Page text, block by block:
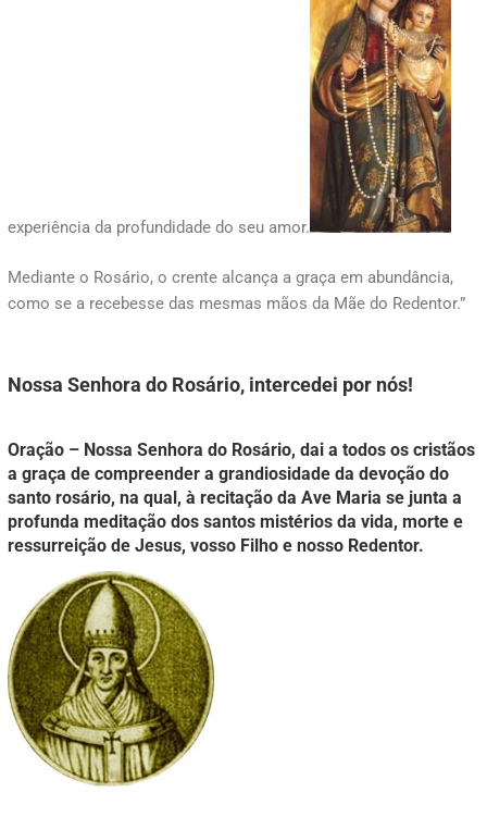
experiência da profundidade do seu amor.
Mediante o Rosário, o crente alcança a graça em abundância,
como se a recebesse das mesmas mãos da Mãe do Redentor.”
Nossa Senhora do Rosário, intercedei por nós!
Oração – Nossa Senhora do Rosário, dai a todos os cristãos
a graça de compreender a grandiosidade da devoção do
santo rosário, na qual, à recitação da Ave Maria se junta a
profunda meditação dos santos mistérios da vida, morte e
ressurreição de Jesus, vosso Filho e nosso Redentor.